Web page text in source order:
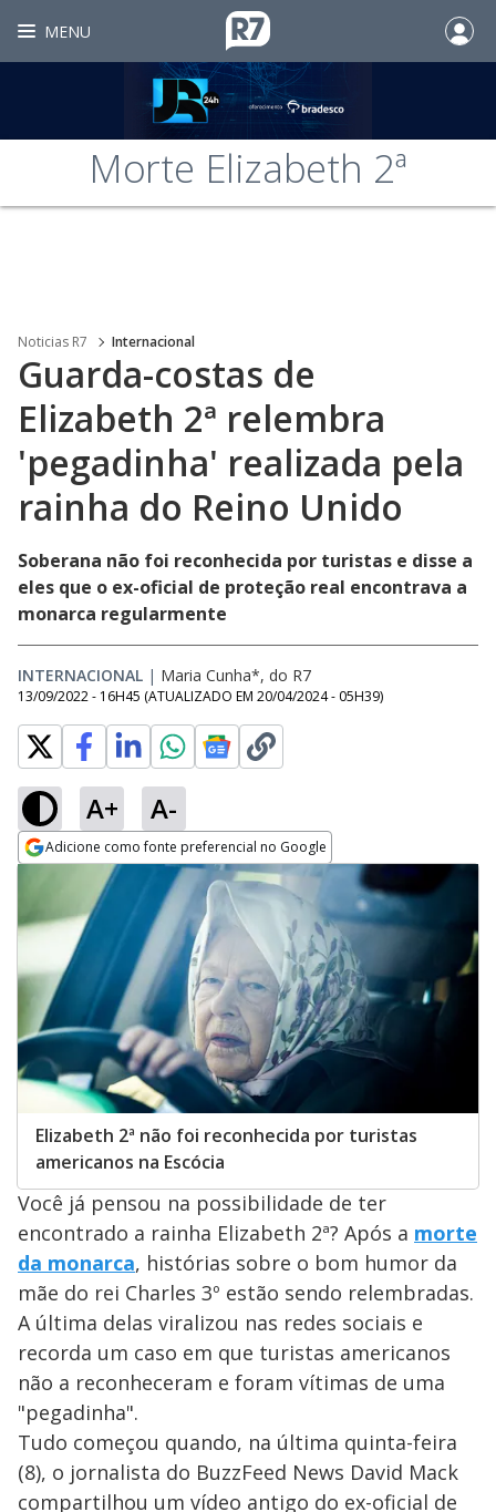
MENU
Morte Elizabeth 2ª
Noticias R7 Internacional
Guarda-costas de
Elizabeth 2ª relembra
'pegadinha' realizada pela
rainha do Reino Unido
Soberana não foi reconhecida por turistas e disse a
eles que o ex-oficial de proteção real encontrava a
monarca regularmente
INTERNACIONAL | Maria Cunha*, do R7
13/09/2022 - 16H45 (ATUALIZADO EM 20/04/2024 - 05H39)
A+ A-
Adicione como fonte preferencial no Google
Opens in new window
Elizabeth 2ª não foi reconhecida por turistas
americanos na Escócia
Você já pensou na possibilidade de ter
encontrado a rainha Elizabeth 2ª? Após a morte
da monarca, histórias sobre o bom humor da
mãe do rei Charles 3º estão sendo relembradas.
A última delas viralizou nas redes sociais e
recorda um caso em que turistas americanos
não a reconheceram e foram vítimas de uma
"pegadinha".
Tudo começou quando, na última quinta-feira
(8), o jornalista do BuzzFeed News David Mack
compartilhou um vídeo antigo do ex-oficial de